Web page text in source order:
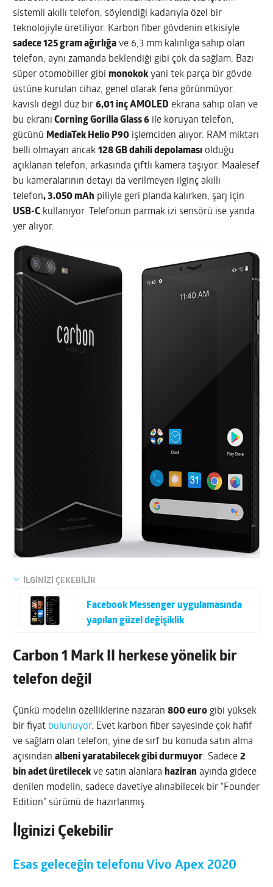
sistemli akıllı telefon, söylendiği kadarıyla özel bir
teknolojiyle üretiliyor. Karbon fiber gövdenin etkisiyle
sadece 125 gram ağırlığa ve 6,3 mm kalınlığa sahip olan
telefon, aynı zamanda beklendiği gibi çok da sağlam. Bazı
süper otomobiller gibimonokok yani tek parça bir gövde
üstüne kurulan cihaz, genel olarak fena görünmüyor.
kavisli değil düz bir6,01 inç AMOLED ekrana sahip olan ve
bu ekranı Corning Gorilla Glass 6 ile koruyan telefon,
gücünü MediaTek Helio P90 işlemciden alıyor. RAM miktarı
belli olmayan ancak128 GB dahili depolaması olduğu
açıklanan telefon, arkasında çiftli kamera taşıyor. Maalesef
bu kameralarının detayı da verilmeyen ilginç akıllı
telefon, 3.050 mAh piliyle geri planda kalırken, şarj için
USB-C kullanıyor. Telefonun parmak izi sensörü ise yanda
yer alıyor.
İLGİNİZİ ÇEKEBİLİR
Facebook Messenger uygulamasında
yapılan güzel değişiklik
Carbon 1 Mark II herkese yönelik bir
telefon değil
Çünkü modelin özelliklerine nazaran800 euro gibi yüksek
bir fiyat bulunuyor. Evet karbon fiber sayesinde çok hafif
ve sağlam olan telefon, yine de sırf bu konuda satın alma
açısındanalbeni yaratabilecek gibi durmuyor. Sadece2
bin adet üretilecek ve satın alanlara haziran ayında gidece
denilen modelin, sadece davetiye alınabilecek bir “Founder
Edition” sürümü de hazırlanmış.
İlginizi Çekebilir
Esas geleceğin telefonu Vivo Apex 2020